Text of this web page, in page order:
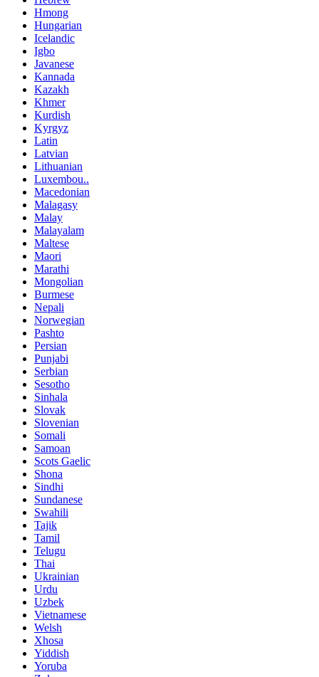
Hmong
Hungarian
Icelandic
Igbo
Javanese
Kannada
Kazakh
Khmer
Kurdish
Kyrgyz
Latin
Latvian
Lithuanian
Luxembou..
Macedonian
Malagasy
Malay
Malayalam
Maltese
Maori
Marathi
Mongolian
Burmese
Nepali
Norwegian
Pashto
Persian
Punjabi
Serbian
Sesotho
Sinhala
Slovak
Slovenian
Somali
Samoan
Scots Gaelic
Shona
Sindhi
Sundanese
Swahili
Tajik
Tamil
Telugu
Thai
Ukrainian
Urdu
Uzbek
Vietnamese
Welsh
Xhosa
Yiddish
Yoruba